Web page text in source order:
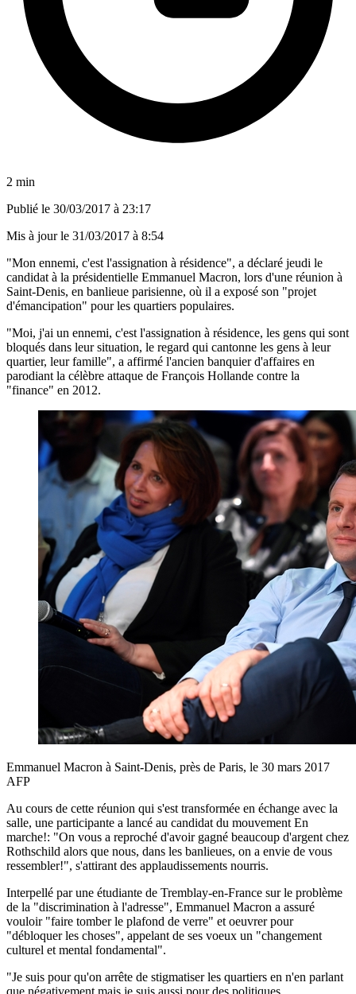
2 min
Publié le 30/03/2017 à 23:17
Mis à jour le 31/03/2017 à 8:54
"Mon ennemi, c'est l'assignation à résidence", a déclaré jeudi le
candidat à la présidentielle Emmanuel Macron, lors d'une réunion à
Saint-Denis, en banlieue parisienne, où il a exposé son "projet
d'émancipation" pour les quartiers populaires.
"Moi, j'ai un ennemi, c'est l'assignation à résidence, les gens qui sont
bloqués dans leur situation, le regard qui cantonne les gens à leur
quartier, leur famille", a affirmé l'ancien banquier d'affaires en
parodiant la célèbre attaque de François Hollande contre la
"finance" en 2012.
Emmanuel Macron à Saint-Denis, près de Paris, le 30 mars 2017
AFP
Au cours de cette réunion qui s'est transformée en échange avec la
salle, une participante a lancé au candidat du mouvement En
marche!: "On vous a reproché d'avoir gagné beaucoup d'argent chez
Rothschild alors que nous, dans les banlieues, on a envie de vous
ressembler!", s'attirant des applaudissements nourris.
Interpellé par une étudiante de Tremblay-en-France sur le problème
de la "discrimination à l'adresse", Emmanuel Macron a assuré
vouloir "faire tomber le plafond de verre" et oeuvrer pour
"débloquer les choses", appelant de ses voeux un "changement
culturel et mental fondamental".
"Je suis pour qu'on arrête de stigmatiser les quartiers en n'en parlant
que négativement mais je suis aussi pour des politiques